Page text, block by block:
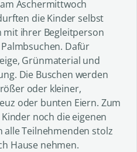
Aschermittwoch
die Kinder selbst
mit ihrer Begleitperson
Dafür
Grünmaterial und
Die Buschen werden
oder kleiner,
oder bunten Eiern. Zum
noch die eigenen
alle Teilnehmenden stolz
Hause nehmen.